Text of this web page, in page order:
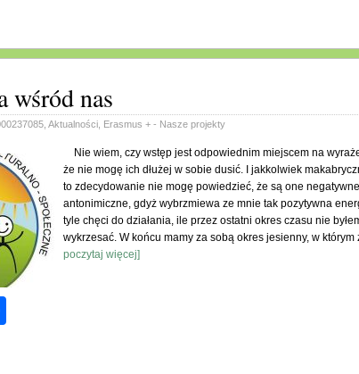
wśród nas
Aktualności Erasmus + - Nasze projekty
Nie wiem, czy wstęp jest odpowiednim miejscem na
że nie mogę ich dłużej w sobie dusić. I jakkolwiek
to zdecydowanie nie mogę powiedzieć, że są one
antonimiczne, gdyż wybrzmiewa ze mnie tak pozytywna
tyle chęci do działania, ile przez ostatni okres czasu nie
wykrzesać. W końcu mamy za sobą okres jesienny, w
poczytaj więcej]